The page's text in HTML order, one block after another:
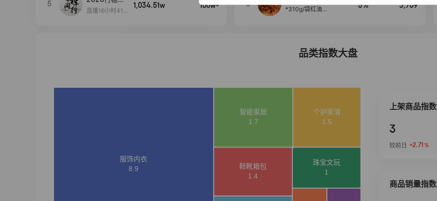
5
远
直播16小时41
1,034.51w 100w+ 5
*310g/袋红油麻
5% 3,709
品类指数大盘
上架商品指数
3
较前日 +2.71 %
商品销量指数